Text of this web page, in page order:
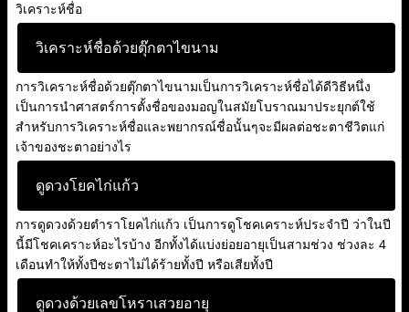
วิเคราะห์ชื่อ
วิเคราะห์ชื่อด้วยตุ๊กตาไขนาม
การวิเคราะห์ชื่อด้วยตุ๊กตาไขนามเป็นการวิเคราะห์ชื่อได้ดีวิธีหนึ่ง
เป็นการนำศาสตร์การตั้งชื่อของมอญในสมัยโบราณมาประยุกต์ใช้
สำหรับการวิเคราะห์ชื่อและพยากรณ์ชื่อนั้นๆจะมีผลต่อชะตาชีวิตแก่
เจ้าของชะตาอย่างไร
ดูดวงโยคไก่แก้ว
การดูดวงด้วยตำราโยคไก่แก้ว เป็นการดูโชคเคราะห์ประจำปี ว่าในปี
นี้มีโชคเคราะห์อะไรบ้าง อีกทั้งได้แบ่งย่อยอายุเป็นสามช่วง ช่วงละ 4
เดือนทำให้ทั้งปีชะตาไม่ได้ร้ายทั้งปี หรือเสียทั้งปี
ดูดวงด้วยเลขโหราเสวยอายุ